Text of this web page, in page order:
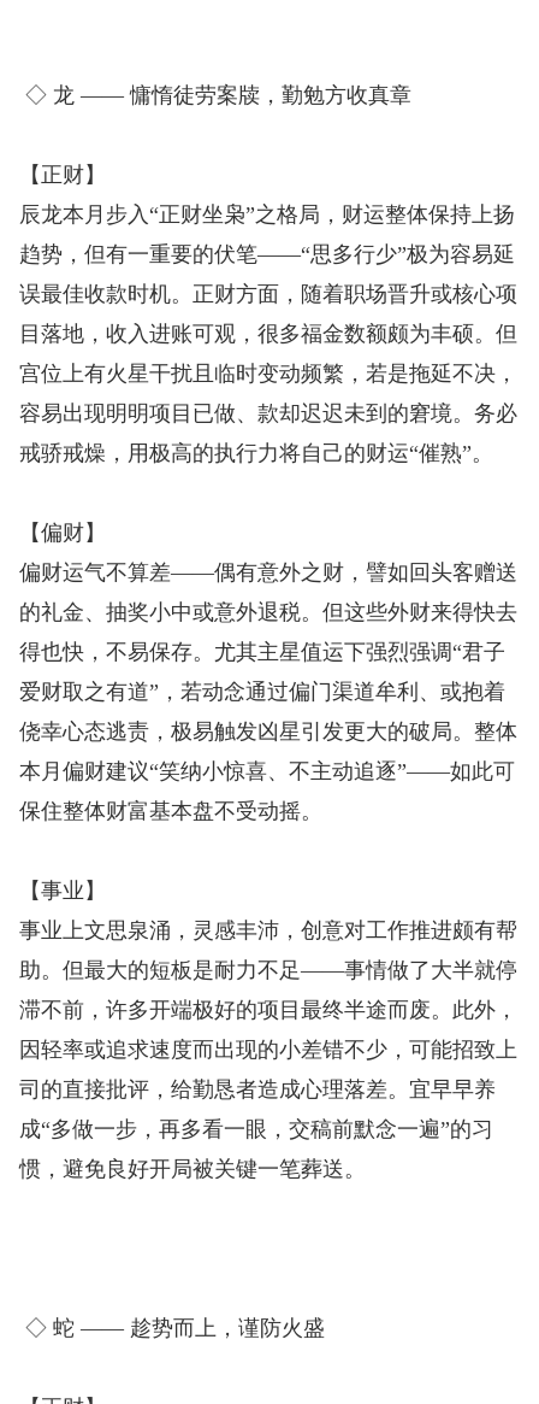
◇ 龙 —— 慵惰徒劳案牍，勤勉方收真章
【正财】
辰龙本月步入“正财坐枭”之格局，财运整体保持上扬
趋势，但有一重要的伏笔——“思多行少”极为容易延
误最佳收款时机。正财方面，随着职场晋升或核心项
目落地，收入进账可观，很多福金数额颇为丰硕。但
宫位上有火星干扰且临时变动频繁，若是拖延不决，
容易出现明明项目已做、款却迟迟未到的窘境。务必
戒骄戒燥，用极高的执行力将自己的财运“催熟”。
【偏财】
偏财运气不算差——偶有意外之财，譬如回头客赠送
的礼金、抽奖小中或意外退税。但这些外财来得快去
得也快，不易保存。尤其主星值运下强烈强调“君子
爱财取之有道”，若动念通过偏门渠道牟利、或抱着
侥幸心态逃责，极易触发凶星引发更大的破局。整体
本月偏财建议“笑纳小惊喜、不主动追逐”——如此可
保住整体财富基本盘不受动摇。
【事业】
事业上文思泉涌，灵感丰沛，创意对工作推进颇有帮
助。但最大的短板是耐力不足——事情做了大半就停
滞不前，许多开端极好的项目最终半途而废。此外，
因轻率或追求速度而出现的小差错不少，可能招致上
司的直接批评，给勤恳者造成心理落差。宜早早养
成“多做一步，再多看一眼，交稿前默念一遍”的习
惯，避免良好开局被关键一笔葬送。
◇ 蛇 —— 趁势而上，谨防火盛